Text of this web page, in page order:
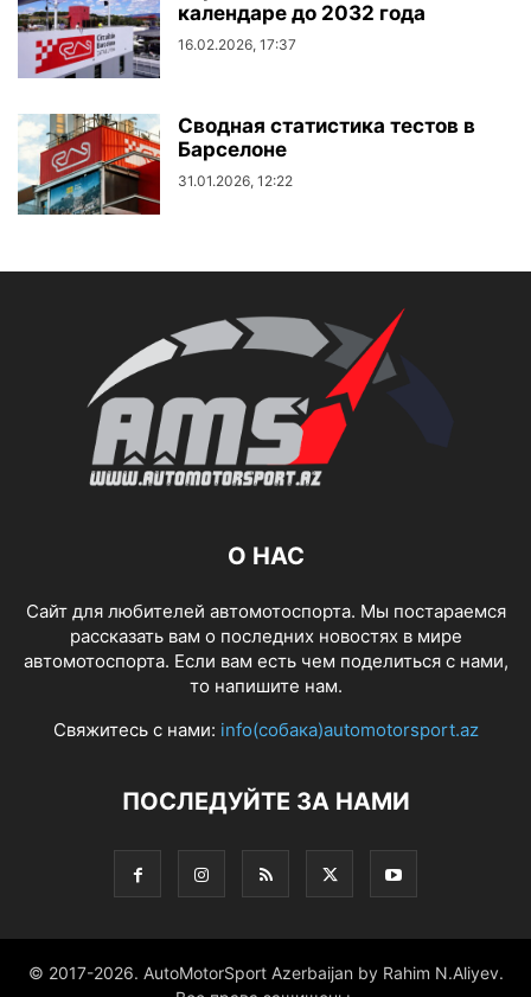
календаре до 2032 года
16.02.2026, 17:37
Сводная статистика тестов в
Барселоне
31.01.2026, 12:22
О НАС
Сайт для любителей автомотоспорта. Мы постараемся
рассказать вам о последних новостях в мире
автомотоспорта. Если вам есть чем поделиться с нами,
то напишите нам.
Свяжитесь с нами: info(собака)automotorsport.az
ПОСЛЕДУЙТЕ ЗА НАМИ
© 2017-2026. AutoMotorSport Azerbaijan by Rahim N.Aliyev.